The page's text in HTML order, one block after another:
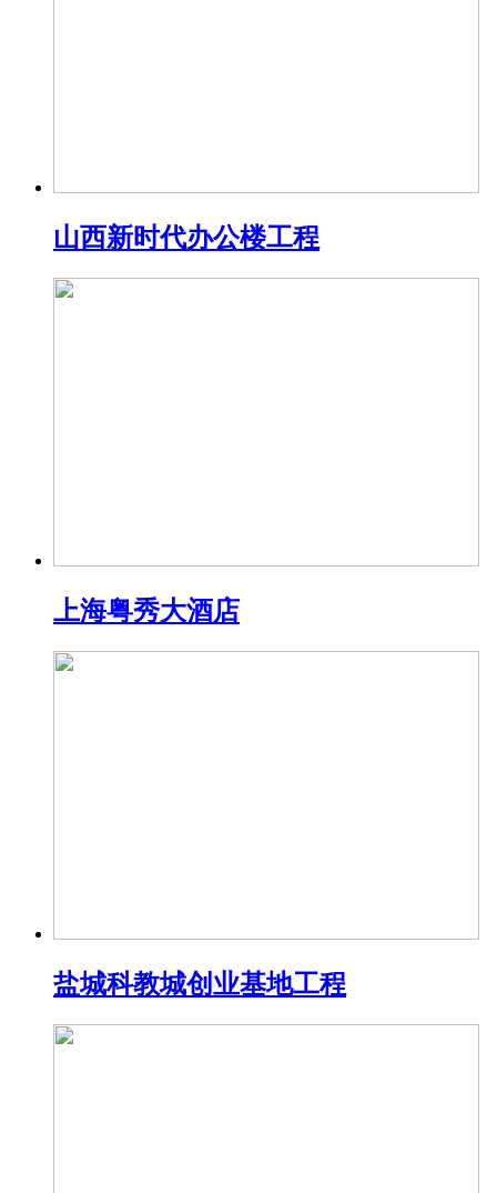
山西新时代办公楼工程
上海粤秀大酒店
盐城科教城创业基地工程